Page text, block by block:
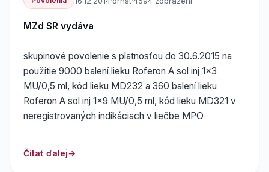
MZd SR vydáva
skupinové povolenie s platnosťou do 30.6.2015 na
použitie 9000 balení lieku Roferon A sol inj 1x3
MU/0,5 ml, kód lieku MD232 a 360 balení lieku
Roferon A sol inj 1x9 MU/0,5 ml, kód lieku MD321 v
neregistrovaných indikáciach v liečbe MPO
Čítať ďalej